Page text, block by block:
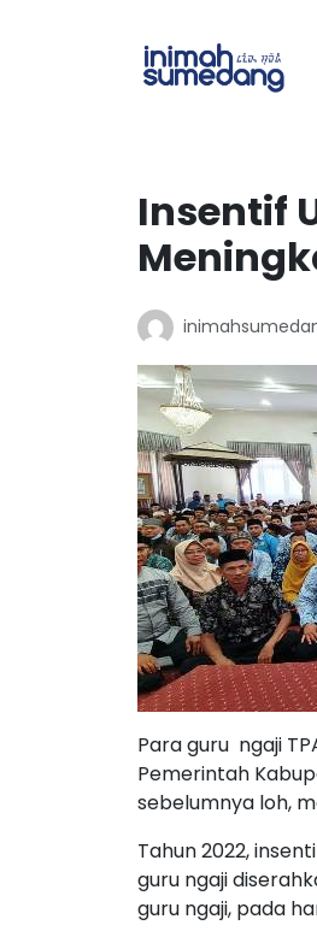
Insentif
Para guru ngaji
Pemerintah
sebelumnya loh,
Tahun 2022,
guru ngaji
guru ngaji, pada